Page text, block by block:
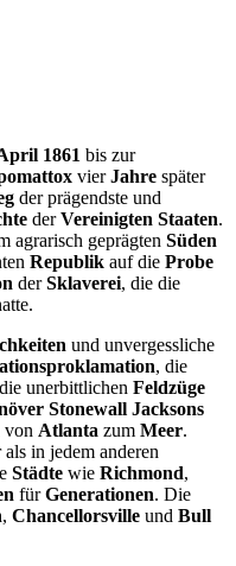
1861 bis zur
vierJahre später
der prägendste und
derVereinigten Staaten.
agrarisch geprägten Süden
Republik auf die Probe
derSklaverei, die die
und unvergessliche
, die
unerbittlichen Feldzüge
Stonewall Jacksons
von Atlanta zum Meer.
in jedem anderen
Städte wie Richmond,
fürGenerationen. Die
, Chancellorsville und Bull